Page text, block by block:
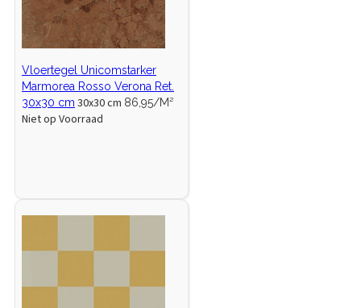
Vloertegel Unicomstarker
Marmorea Rosso Verona Ret.
30x30 cm 30x30 cm 86,95/M²
Niet op Voorraad